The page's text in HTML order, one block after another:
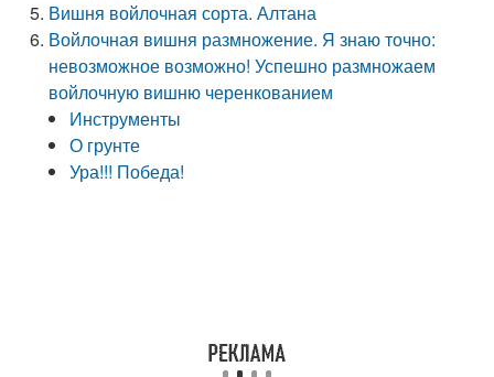
Вишня войлочная сорта. Алтана
Войлочная вишня размножение. Я знаю точно:
невозможное возможно! Успешно размножаем
войлочную вишню черенкованием
Инструменты
О грунте
Ура!!! Победа!